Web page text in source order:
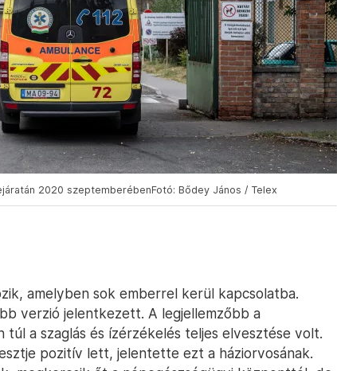
2020 szeptemberébenFotó: Bődey János / Telex
amelyben sok emberrel kerül kapcsolatba.
verzió jelentkezett. A legjellemzőbb a
a szaglás és ízérzékelés teljes elvesztése volt.
pozitív lett, jelentette ezt a háziorvosának.